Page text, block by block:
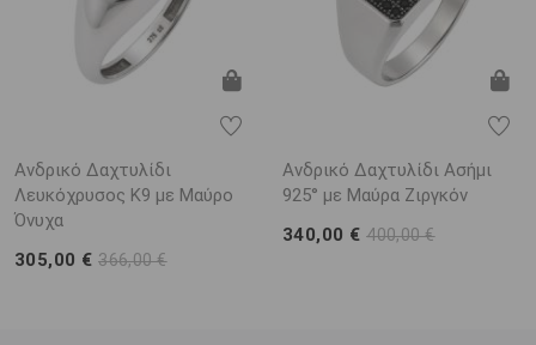
Ανδρικό Δαχτυλίδι
Λευκόχρυσος K9 με Μαύρο
Όνυχα
305,00 €366,00 €
Ανδρικό Δαχτυλίδι Ασήμι
925° με Μαύρα Ζιργκόν
340,00 €400,00 €